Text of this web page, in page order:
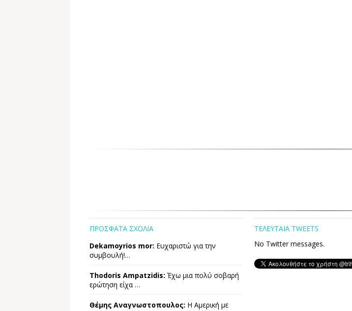
ΠΡΟΣΦΑΤΑ ΣΧΟΛΙΑ
Dekamoyrios mor: Ευχαριστώ για την
συμβουλή!…
Thodoris Ampatzidis: Έχω μια πολύ σοβαρή
ερώτηση είχα …
Θέμης Αναγνωστοπουλος: Η Αμερική με
ΤΕΛΕΥΤΑΙΑ TWEETS
No Twitter messages.